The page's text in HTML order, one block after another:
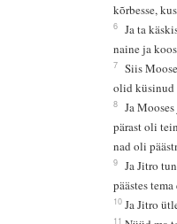
kõrbesse,
6
Ja ta
naine ja
7
Siis
olid küsinud
8
Ja
pärast oli
nad oli
9
Ja Jitro
päästes
10 Ja Jitro
11